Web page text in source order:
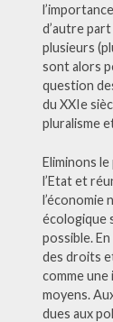
d’autre
plusieurs
sont alors
question
du XXIe
pluralisme
Eliminons
l’Etat et
l’économie
écologique
possible.
des droits
comme
moyens.
dues aux